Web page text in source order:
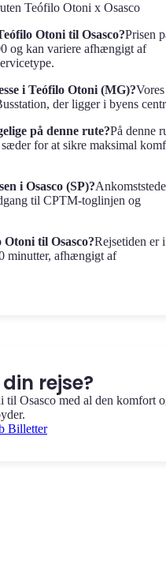
Teófilo Otoni x Osasco
Otoni til Osasco?Prisen
og kan variere afhængigt af
i Teófilo Otoni (MG)?Vores
der ligger i byens
på denne rute?På denne
for at sikre maksimal
i Osasco (SP)?
til CPTM-toglinjen og
til Osasco?Rejsetiden er i
minutter, afhængigt af
rejse?
Osasco med al den komfort
Billetter